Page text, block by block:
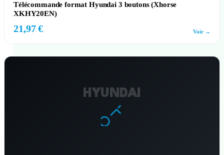
Télécommande format Hyundai 3 boutons (Xhorse
XKHY20EN)
21,97 € Voir →
HYUNDAI